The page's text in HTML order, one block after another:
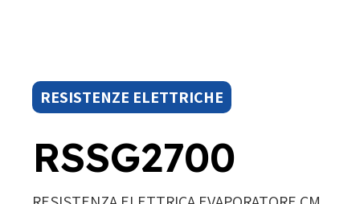
RESISTENZE ELETTRICHE
RSSG2700